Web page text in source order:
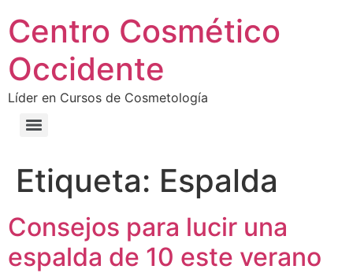
Centro Cosmético
Occidente
Líder en Cursos de Cosmetología
Etiqueta: Espalda
Consejos para lucir una
espalda de 10 este verano